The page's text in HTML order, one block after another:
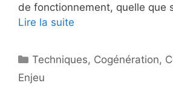
de fonctionnement, quelle que
Lire la suite
Catégories
Techniques, Cogénération,
Enjeu